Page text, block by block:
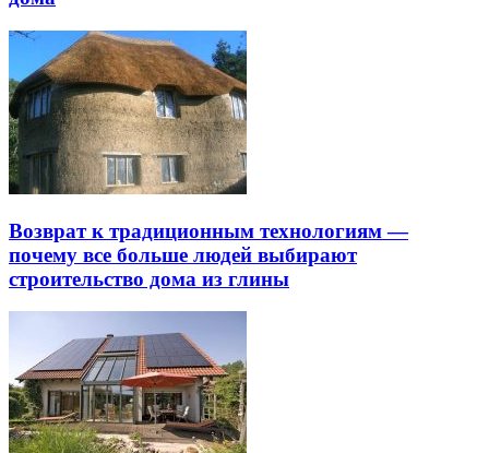
Возврат к традиционным технологиям —
почему все больше людей выбирают
строительство дома из глины